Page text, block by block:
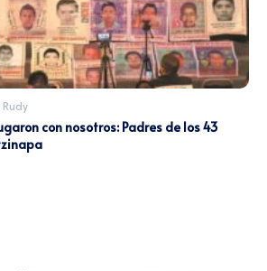
Rudy
con nosotros: Padres de los 43